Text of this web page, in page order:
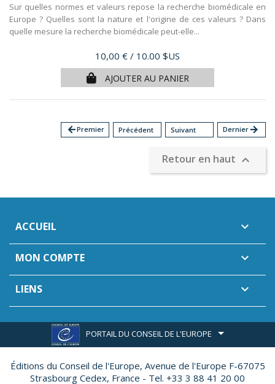
Sur quelles normes et valeurs repose la recherche biomédicale en
Europe ? Quelles sont la nature et l'origine de ces valeurs ? Dans
quelle mesure la recherche biomédicale peut-elle...
Prix
10,00 € / 10.00 $US
AJOUTER AU PANIER
arrow_backPremier Précédent Suivant Dernierarrow_forward
Retour en haut 
ACCUEIL 
MON COMPTE 
LIENS 
PORTAIL DU CONSEIL DE L'EUROPE
Éditions du Conseil de l'Europe, Avenue de l'Europe F-67075
Strasbourg Cedex, France - Tel. +33 3 88 41 20 00